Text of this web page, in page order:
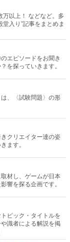
以上！ などなど。多
入り”記事をまとめま
エピソードをお聞き
を探っていきます。
、〈試験問題〉の形
クリエイター達の姿
ます。
材し、ゲームが日本
響を探る企画です。
ピック・タイトルを
識者による解説を掲